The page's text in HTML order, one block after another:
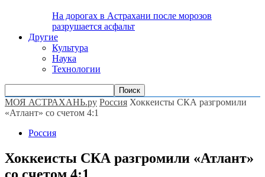
На дорогах в Астрахани после морозов
разрушается асфальт
Другие
Культура
Наука
Технологии
МОЯ АСТРАХАНЬ.ру Россия Хоккеисты СКА разгромили
«Атлант» со счетом 4:1
Россия
Хоккеисты СКА разгромили «Атлант»